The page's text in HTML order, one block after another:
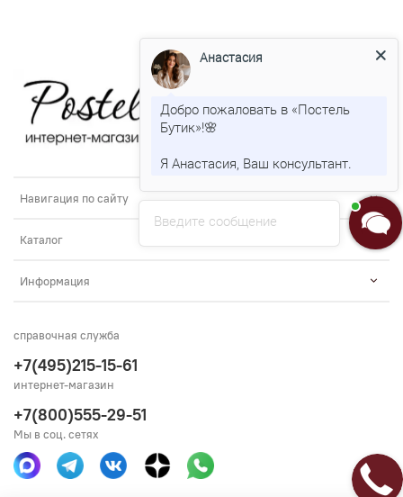
Навигация по сайту
Каталог
Информация
справочная служба
+7(495)215-15-61
интернет-магазин
+7(800)555-29-51
Мы в соц. сетях
Введите сообщение
Анастасия
Добро пожаловать в «Постель
Бутик»!🌸
Я Анастасия, Ваш консультант.